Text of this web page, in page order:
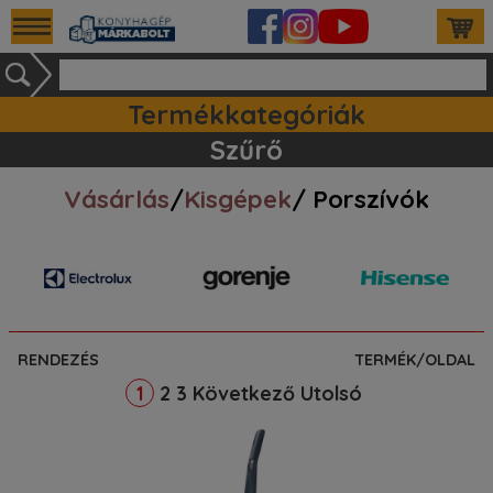
Termékkategóriák
Szűrő
Vásárlás/Kisgépek/ Porszívók
RENDEZÉS TERMÉK/OLDAL
1 2 3 Következő Utolsó